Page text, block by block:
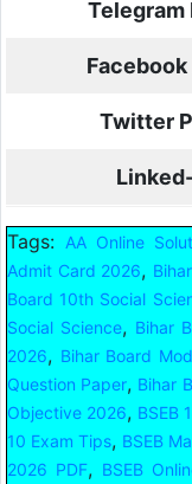
Telegram
Facebook
Twitter
Tags: AA Online
Admit Card 2026,
Board 10th Social
Social Science, Bihar
2026, Bihar Board
Question Paper, Bihar
Objective 2026, BSEB
10 Exam Tips, BSEB
2026 PDF, BSEB